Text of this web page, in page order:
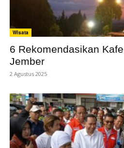
Wisata
6 Rekomendasikan
Jember
2 Agustus 2025